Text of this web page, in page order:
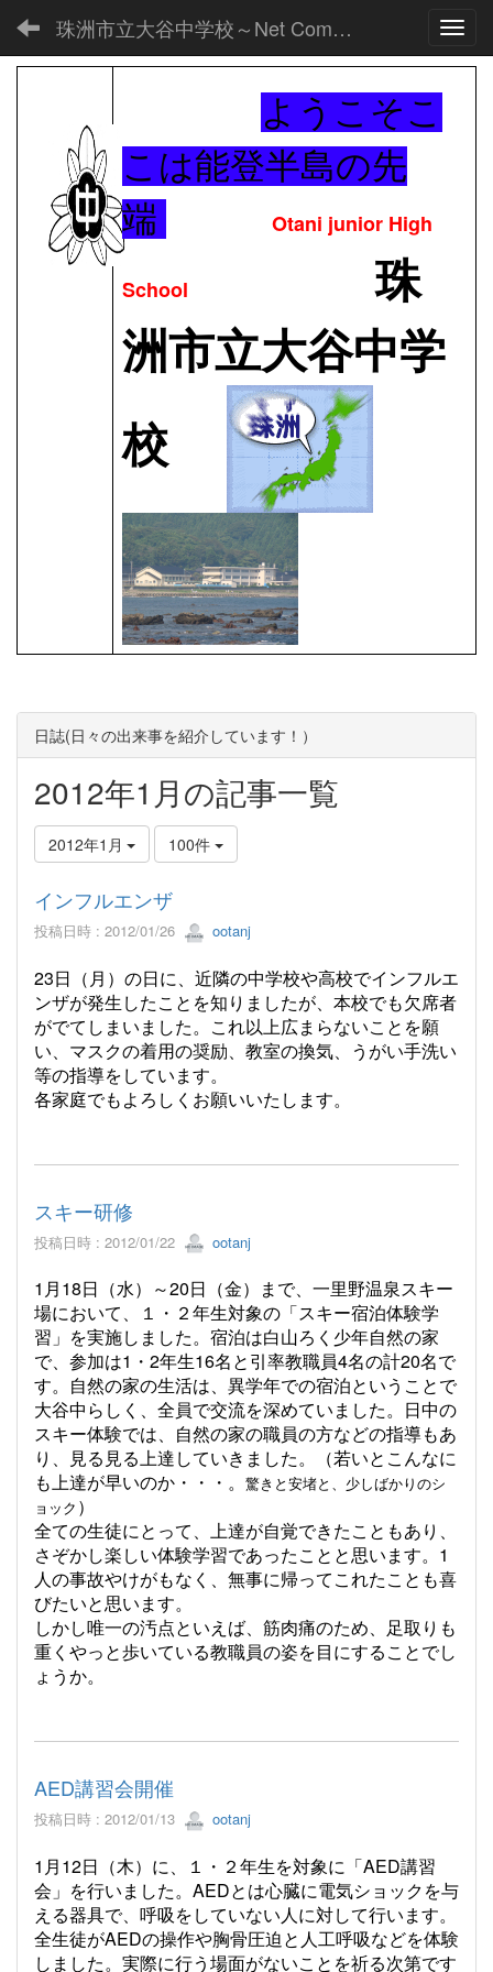
珠洲市立大谷中学校～Net Commons～
ようこそこ
こは能登半島の先
端
Otani junior High
School
珠
洲市立大谷中学
校
日誌(日々の出来事を紹介しています！）
2012年1月の記事一覧
2012年1月 100件
インフルエンザ
投稿日時 : 2012/01/26 ootanj
23日（月）の日に、近隣の中学校や高校でインフルエ
ンザが発生したことを知りましたが、本校でも欠席者
がでてしまいました。これ以上広まらないことを願
い、マスクの着用の奨励、教室の換気、うがい手洗い
等の指導をしています。
各家庭でもよろしくお願いいたします。
スキー研修
投稿日時 : 2012/01/22 ootanj
1月18日（水）～20日（金）まで、一里野温泉スキー
場において、１・２年生対象の「スキー宿泊体験学
習」を実施しました。宿泊は白山ろく少年自然の家
で、参加は1・2年生16名と引率教職員4名の計20名で
す。自然の家の生活は、異学年での宿泊ということで
大谷中らしく、全員で交流を深めていました。日中の
スキー体験では、自然の家の職員の方などの指導もあ
り、見る見る上達していきました。（若いとこんなに
も上達が早いのか・・・。 驚きと安堵と、少しばかりのシ
ョック ）
全ての生徒にとって、上達が自覚できたこともあり、
さぞかし楽しい体験学習であったことと思います。1
人の事故やけがもなく、無事に帰ってこれたことも喜
びたいと思います。
しかし唯一の汚点といえば、筋肉痛のため、足取りも
重くやっと歩いている教職員の姿を目にすることでし
ょうか。
AED講習会開催
投稿日時 : 2012/01/13 ootanj
1月12日（木）に、１・２年生を対象に「AED講習
会」を行いました。AEDとは心臓に電気ショックを与
える器具で、呼吸をしていない人に対して行います。
全生徒がAEDの操作や胸骨圧迫と人工呼吸などを体験
しました。実際に行う場面がないことを祈る次第です